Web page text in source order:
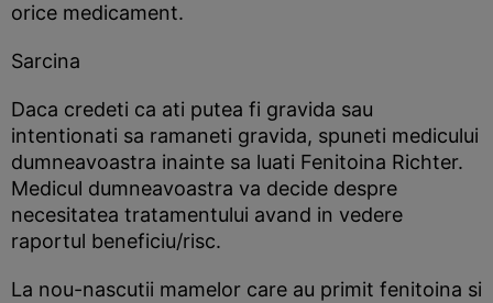
orice medicament.
Sarcina
Daca credeti ca ati putea fi gravida sau
intentionati sa ramaneti gravida, spuneti medicului
dumneavoastra inainte sa luati Fenitoina Richter.
Medicul dumneavoastra va decide despre
necesitatea tratamentului avand in vedere
raportul beneficiu/risc.
La nou-nascutii mamelor care au primit fenitoina si